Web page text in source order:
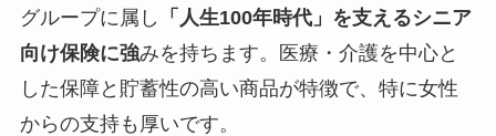
グループに属し
「人生100年時代」を支えるシニア
向け保険に強みを持ちます。医療・介護を中心と
した保障と貯蓄性の高い商品が特徴で、特に女性
からの支持も厚いです。